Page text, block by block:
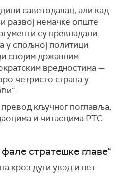
саветодавац, али кад
развој немачке опште
су превладали.
у спољној политици
својим државним
вредностима —
четристо страна у
превод кључног поглавља,
и читаоцима РТС-
фале стратешке главе“
кроз дуги увод и пет